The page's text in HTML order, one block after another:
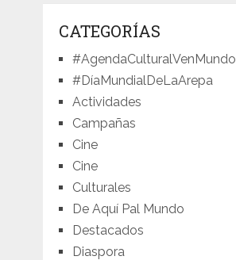
CATEGORÍAS
#AgendaCulturalVenMundo
#DíaMundialDeLaArepa
Actividades
Campañas
Cine
Cine
Culturales
De Aquí Pal Mundo
Destacados
Diaspora